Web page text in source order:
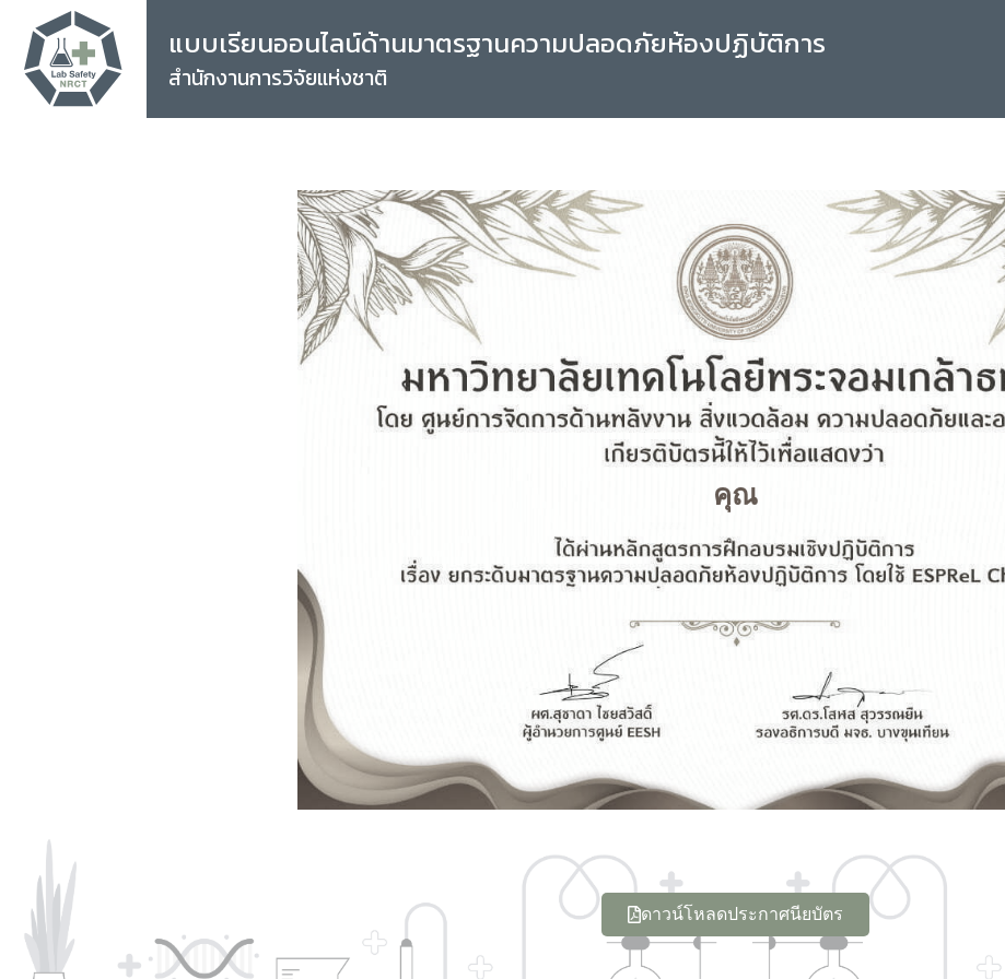
แบบเรียนออนไลน์ด้านมาตรฐานความปลอดภัยห้องปฏิบัติการ
สำนักงานการวิจัยแห่งชาติ
คุณ
ดาวน์โหลดประกาศนียบัตร